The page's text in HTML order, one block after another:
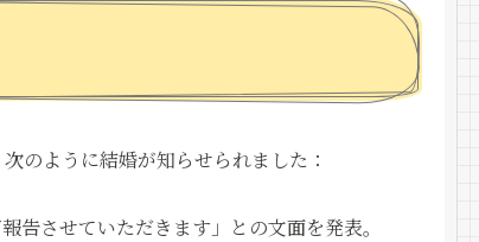
のように結婚が知らせられました：
告させていただきます」との文面を発表。